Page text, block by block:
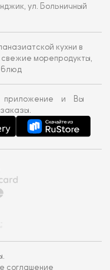
ул. Больничный
кухни в
морепродукты,
блюд
приложение и Вы
соглашение